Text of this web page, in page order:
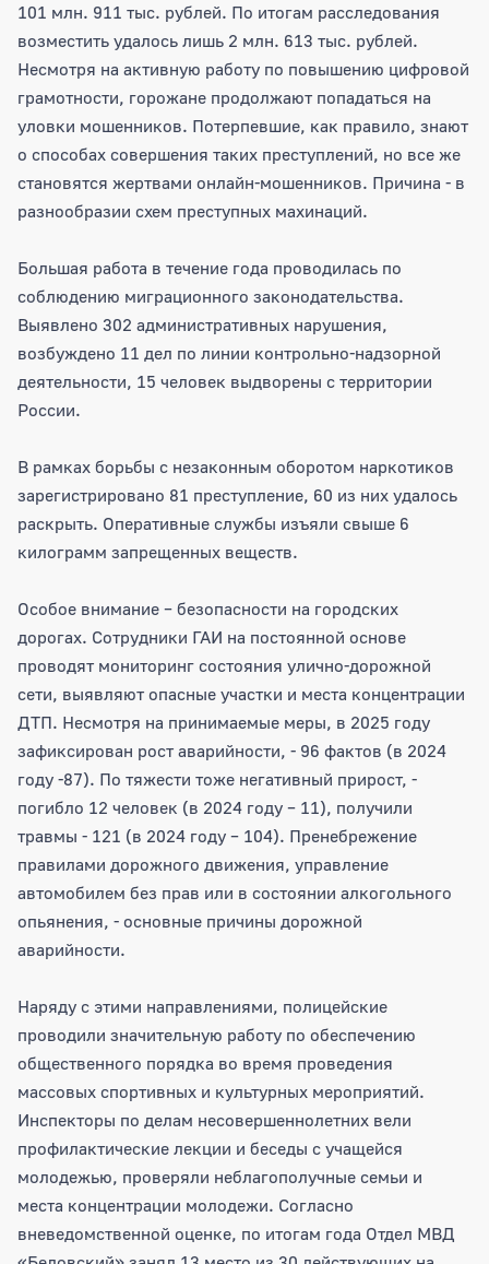
101 млн. 911 тыс. рублей. По итогам расследования
возместить удалось лишь 2 млн. 613 тыс. рублей.
Несмотря на активную работу по повышению цифровой
грамотности, горожане продолжают попадаться на
уловки мошенников. Потерпевшие, как правило, знают
о способах совершения таких преступлений, но все же
становятся жертвами онлайн-мошенников. Причина - в
разнообразии схем преступных махинаций.
Большая работа в течение года проводилась по
соблюдению миграционного законодательства.
Выявлено 302 административных нарушения,
возбуждено 11 дел по линии контрольно-надзорной
деятельности, 15 человек выдворены с территории
России.
В рамках борьбы с незаконным оборотом наркотиков
зарегистрировано 81 преступление, 60 из них удалось
раскрыть. Оперативные службы изъяли свыше 6
килограмм запрещенных веществ.
Особое внимание – безопасности на городских
дорогах. Сотрудники ГАИ на постоянной основе
проводят мониторинг состояния улично-дорожной
сети, выявляют опасные участки и места концентрации
ДТП. Несмотря на принимаемые меры, в 2025 году
зафиксирован рост аварийности, - 96 фактов (в 2024
году -87). По тяжести тоже негативный прирост, -
погибло 12 человек (в 2024 году – 11), получили
травмы - 121 (в 2024 году – 104). Пренебрежение
правилами дорожного движения, управление
автомобилем без прав или в состоянии алкогольного
опьянения, - основные причины дорожной
аварийности.
Наряду с этими направлениями, полицейские
проводили значительную работу по обеспечению
общественного порядка во время проведения
массовых спортивных и культурных мероприятий.
Инспекторы по делам несовершеннолетних вели
профилактические лекции и беседы с учащейся
молодежью, проверяли неблагополучные семьи и
места концентрации молодежи. Согласно
вневедомственной оценке, по итогам года Отдел МВД